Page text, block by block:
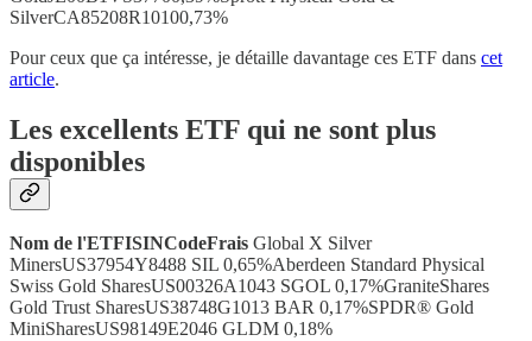
SilverCA85208R10100,73%
Pour ceux que ça intéresse, je détaille davantage ces ETF dans cet
article.
Les excellents ETF qui ne sont plus
disponibles
Nom de l'ETFISINCodeFrais Global X Silver
Miners‎US37954Y8488 SIL 0,65%Aberdeen Standard Physical
Swiss Gold SharesUS00326A1043 SGOL 0,17%GraniteShares
Gold Trust SharesUS38748G1013 BAR 0,17%SPDR® Gold
MiniSharesUS98149E2046 GLDM 0,18%